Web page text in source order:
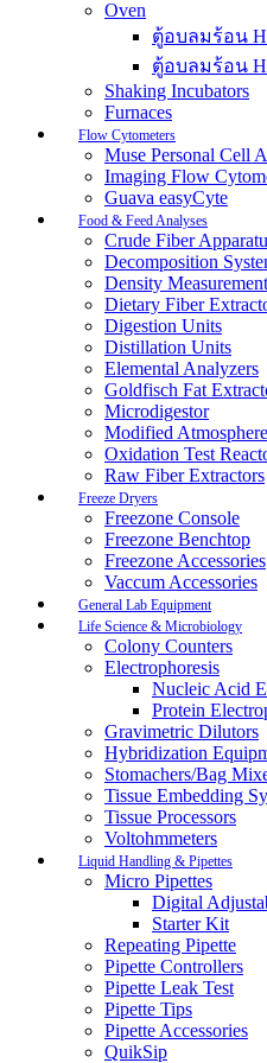
Oven
ตู้อบลมร้อน
ตู้อบลมร้อน
Shaking Incubators
Furnaces
Flow Cytometers
Muse Personal Cell
Imaging Flow
Guava easyCyte
Food & Feed Analyses
Crude Fiber
Decomposition
Density Measurement
Dietary Fiber
Digestion Units
Distillation Units
Elemental Analyzers
Goldfisch Fat
Microdigestor
Modified
Oxidation Test
Raw Fiber Extractors
Freeze Dryers
Freezone Console
Freezone Benchtop
Freezone Accessories
Vaccum Accessories
General Lab Equipment
Life Science & Microbiology
Colony Counters
Electrophoresis
Nucleic Acid
Protein
Gravimetric Dilutors
Hybridization
Stomachers/Bag
Tissue Embedding
Tissue Processors
Voltohmmeters
Liquid Handling & Pipettes
Micro Pipettes
Digital
Starter Kit
Repeating Pipette
Pipette Controllers
Pipette Leak Test
Pipette Tips
Pipette Accessories
QuikSip